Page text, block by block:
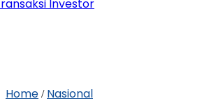
Investor
Home / Nasional